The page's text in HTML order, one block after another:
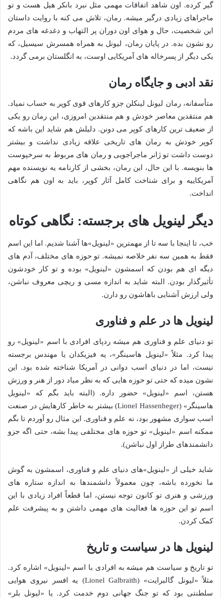
گیر کرده. اون شاهد اتفاقات مهمی مثل نبرد بانکر هیل هست و تو
ماجراهای زیادی درگیر میشه. رمان، تلاش می کنه با روایت داستان
این شخصیت، حال و هوای اون دوران پر التهاب و دغدغه های مردم
رو نشون بده. در پایان رمان، لیونل به همراه همسرش سیسیل، که
یکی دیگر از پسرخاله های آمریکایی اوست، به انگلستان برمی گردد.
نقد ادبی و جایگاه رمان
متأسفانه، رمان لیونل لینکلن جزو کارهای قوی کوپر به حساب نمیاد.
هم منتقدین معاصر خودش و هم منتقدین امروزی، این رمان رو یکی
از ضعیف ترین کارهای کوپر می دونن. دلیلش هم شاید این باشه که
کوپر خودش به رمان های تاریخی علاقه زیادی نداشت و بیشتر
دوست داشت تو ژانر ماجراجویی و رمان های مربوط به سرخپوست
ها بنویسه. با این حال، این رمان، بخشی از کارنامه یه نویسنده مهم
آمریکاییه و برای شناخت کامل آثار کوپر، باید به اون هم نگاهی
انداخت.
دیگر لینویل های برجسته: نگاهی کوتاه
خب، تا اینجا با سه تا از مهمترین «لینویل»ها آشنا شدیم. اما این اسم
فقط به همین سه نفر خلاصه نمیشه. تو حوزه های مختلف، آدم های
دیگه ای هم بودن که اسمشون «لینویل» بوده و تو کار خودشون
تأثیرگذار بودن. البته شاید به اندازه مسی و ریچی معروف نباشن،
ولی ارزش آشنایی باهاشون رو دارن.
لینویل ها در علم و فناوری
تو دنیای علم و فناوری هم میشه ردپای افرادی با اسم «لینویل» رو
پیدا کرد. مثلاً «لینویل هاسینگر»، یه فیزیکدان یا مهندس برجسته
نیست، اما در دنیای اسب دوانی در آمریکا شناخته شده بود. این
نشون میده که حتی تو حوزه هایی که به نظر میاد دور از هنر و ورزش
هستن، اسم «لینویل» حضور داره. (البته باید بگم که «لینویل
هاسینگر» (Lionel Hassenheger) بیشتر به خاطر کارهایش در صنعت
اسب سواری مشهور بود، نه علم و فناوری. این مثال رو آوردم تا بگم
ممکنه اسم «لینویل» تو حوزه های مختلفی پیدا بشه، حتی اگه جزو
دانشمندهای طراز اول نباشن).
شاید خیلی از «لینویل»های دنیای علم و فناوری، اسمشون به گوش
ما نخورده باشه، چون معمولاً دانشمندها به اندازه ستاره های
ورزشی و هنری تو کانون توجه نیستن، اما قطعاً افراد زیادی با این
اسم تو این حوزه ها فعالیت های مهمی داشتن و به پیشرفت علم
کمک کردن.
لینویل ها در سیاست و تاریخ
تو تاریخ و سیاست هم میشه به افرادی با اسم «لینویل» اشاره کرد.
مثلاً «لیونل گالبرایت» (Lionel Galbraith) یه افسر نیروی هوایی
سلطنتی بود که تو جنگ جهانی دوم خدمت کرد. یا «لیونل بلر»